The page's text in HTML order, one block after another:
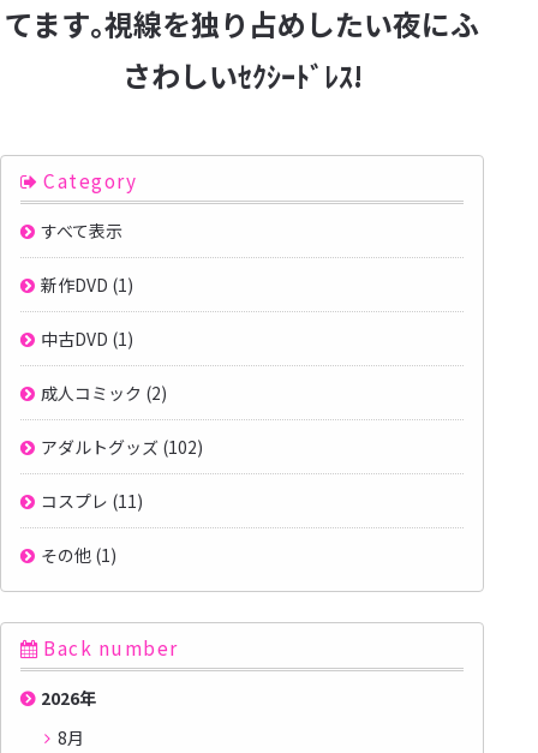
てます｡視線を独り占めしたい夜にふ
さわしいｾｸｼｰﾄﾞﾚｽ!
Category
すべて表示
新作DVD (1)
中古DVD (1)
成人コミック (2)
アダルトグッズ (102)
コスプレ (11)
その他 (1)
Back number
2026年
8月